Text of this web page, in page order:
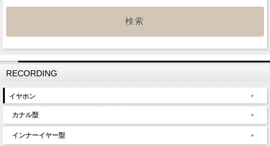
RECORDING
イヤホン
カナル型
インナーイヤー型